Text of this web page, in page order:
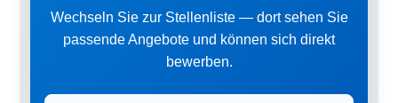
Wechseln Sie zur Stellenliste — dort sehen Sie
passende Angebote und können sich direkt
bewerben.